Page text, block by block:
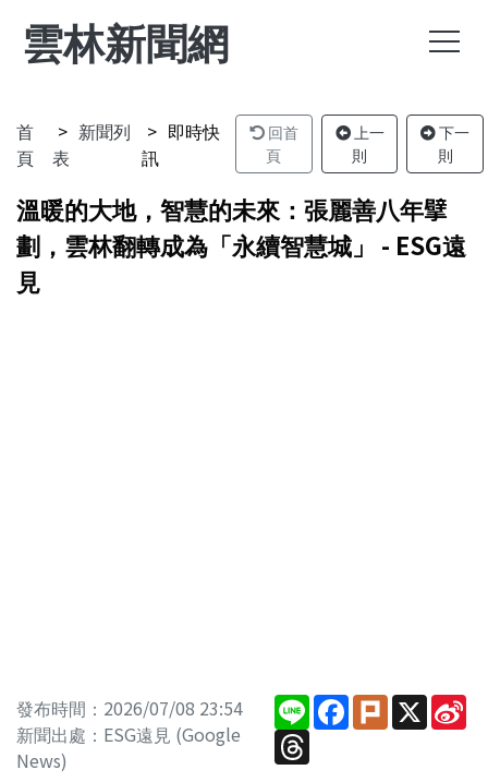
雲林新聞網
首
頁
新聞列
表
即時快
訊
回首
頁
上一
則
下一
則
溫暖的大地，智慧的未來：張麗善八年擘
劃，雲林翻轉成為「永續智慧城」 - ESG遠
見
發布時間：2026/07/08 23:54
新聞出處：ESG遠見 (Google
News)
Line Facebook
PlurkX
Threads